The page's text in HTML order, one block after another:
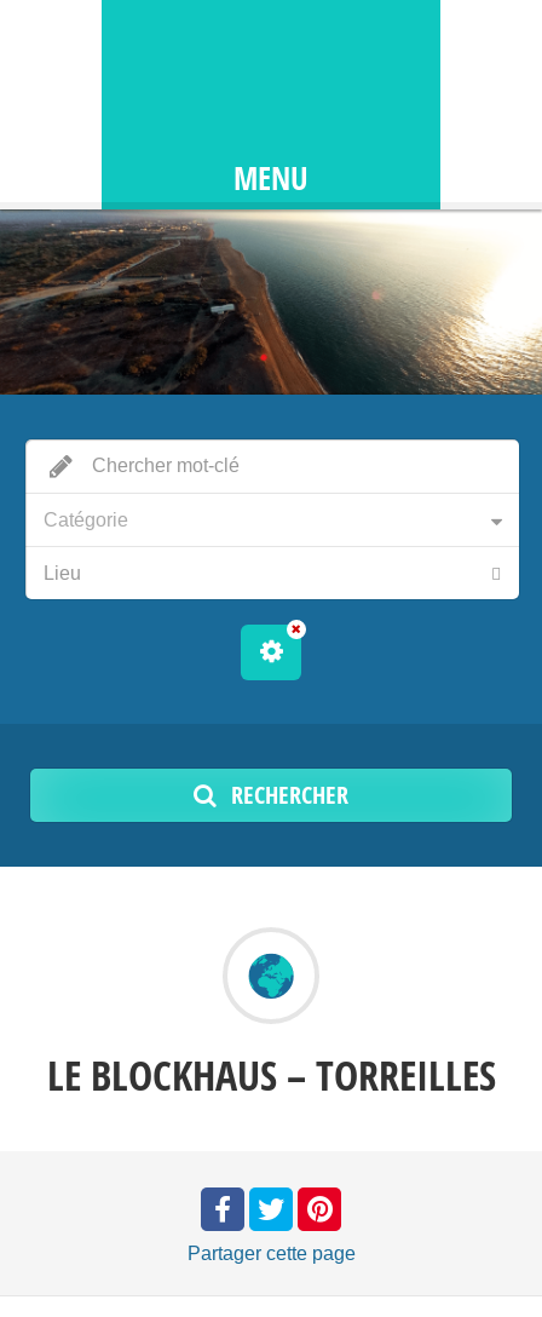
MENU
Catégorie
RECHERCHER
LE BLOCKHAUS – TORREILLES
Partager cette page